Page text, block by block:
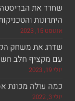
הבריסטה
והטכניקות של
משחק הקפה שלך
חלב חשמלי
מכונת אספרסו